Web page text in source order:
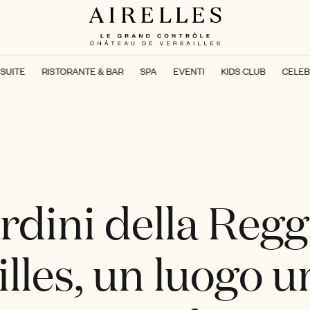
RISTORANTE & BAR SPA EVENTI KIDS CLUB
della
un luogo